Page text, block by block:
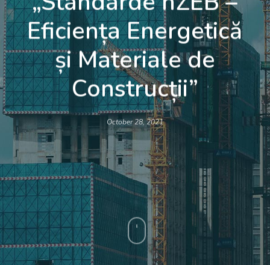
Eficiența Energetică
și Materiale de
Construcții”
October 28, 2021